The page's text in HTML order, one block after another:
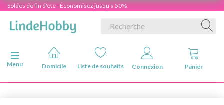
Soldes de fin d'été - Économisez jusqu'à 50%
Basculer la navigation
Menu
Domicile Liste de souhaits Connexion Panier